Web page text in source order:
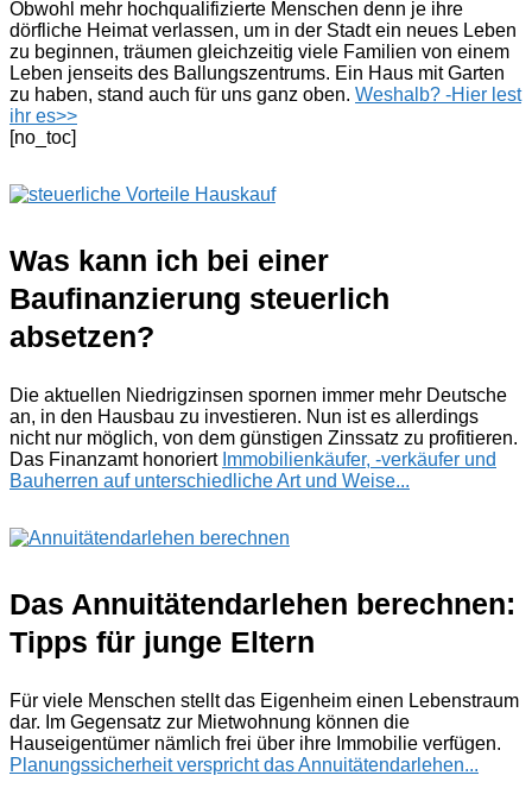
Obwohl mehr hochqualifizierte Menschen denn je ihre
dörfliche Heimat verlassen, um in der Stadt ein neues Leben
zu beginnen, träumen gleichzeitig viele Familien von einem
Leben jenseits des Ballungszentrums. Ein Haus mit Garten
zu haben, stand auch für uns ganz oben. Weshalb? -Hier lest
ihr es>>
[no_toc]
Was kann ich bei einer
Baufinanzierung steuerlich
absetzen?
Die aktuellen Niedrigzinsen spornen immer mehr Deutsche
an, in den Hausbau zu investieren. Nun ist es allerdings
nicht nur möglich, von dem günstigen Zinssatz zu profitieren.
Das Finanzamt honoriert Immobilienkäufer, -verkäufer und
Bauherren auf unterschiedliche Art und Weise...
Das Annuitätendarlehen berechnen:
Tipps für junge Eltern
Für viele Menschen stellt das Eigenheim einen Lebenstraum
dar. Im Gegensatz zur Mietwohnung können die
Hauseigentümer nämlich frei über ihre Immobilie verfügen.
Planungssicherheit verspricht das Annuitätendarlehen...